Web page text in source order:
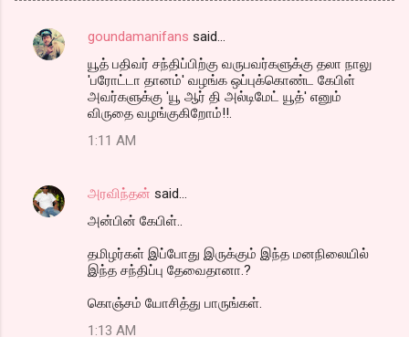
C
t
goundamanifans said…
யூத் பதிவர் சந்திப்பிற்கு வருபவர்களுக்கு தலா நாலு
'பரோட்டா தானம்' வழங்க ஒப்புக்கொண்ட கேபிள்
அவர்களுக்கு 'யூ ஆர் தி அல்டிமேட் யூத்' எனும்
விருதை வழங்குகிறோம்!!.
1:11 AM
அரவிந்தன் said…
அன்பின் கேபிள்..
தமிழர்கள் இப்போது இருக்கும் இந்த மனநிலையில்
இந்த சந்திப்பு தேவைதானா.?
கொஞ்சம் யோசித்து பாருங்கள்.
1:13 AM